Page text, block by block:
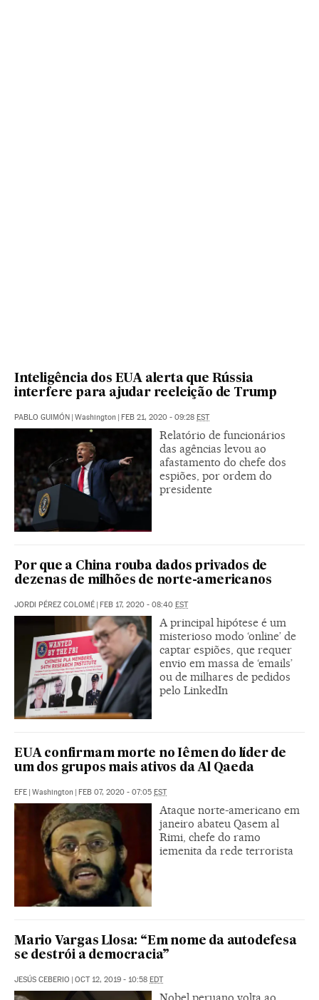
Inteligência dos EUA alerta que Rússia
interfere para ajudar reeleição de Trump
PABLO GUIMÓN | Washington | FEB 21, 2020 - 09:28 EST
Relatório de funcionários
das agências levou ao
afastamento do chefe dos
espiões, por ordem do
presidente
Por que a China rouba dados privados de
dezenas de milhões de norte-americanos
JORDI PÉREZ COLOMÉ | FEB 17, 2020 - 08:40 EST
A principal hipótese é um
misterioso modo ‘online’ de
captar espiões, que requer
envio em massa de ‘emails’
ou de milhares de pedidos
pelo LinkedIn
EUA confirmam morte no Iêmen do líder de
um dos grupos mais ativos da Al Qaeda
EFE | Washington | FEB 07, 2020 - 07:05 EST
Ataque norte-americano em
janeiro abateu Qasem al
Rimi, chefe do ramo
iemenita da rede terrorista
Mario Vargas Llosa: “Em nome da autodefesa
se destrói a democracia”
JESÚS CEBERIO | OCT 12, 2019 - 10:58 EDT